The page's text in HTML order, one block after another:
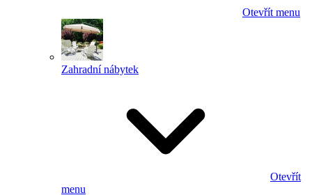
Otevřít menu
Zahradní nábytek
Otevřít
menu